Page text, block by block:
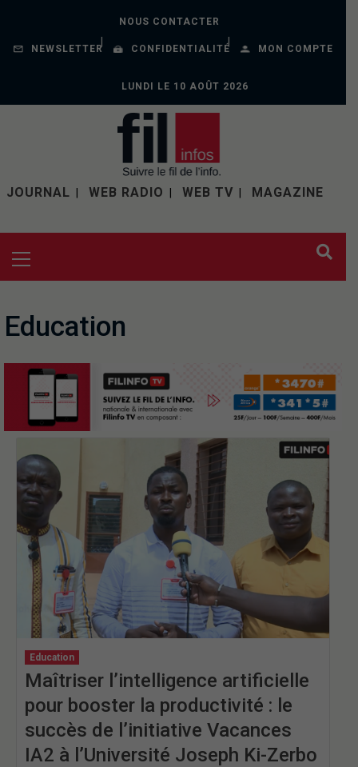
NOUS CONTACTER
NEWSLETTER CONFIDENTIALITÉ MON COMPTE
LUNDI LE 10 AOÛT 2026
JOURNAL WEB RADIO WEB TV MAGAZINE
Education
Education
Maîtriser l’intelligence artificielle
pour booster la productivité : le
succès de l’initiative Vacances
IA2 à l’Université Joseph Ki-Zerbo